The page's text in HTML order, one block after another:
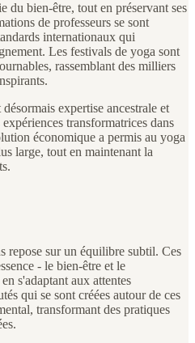
du bien-être, tout en préservant ses
de professeurs se sont
internationaux qui
Les festivals de yoga sont
rassemblant des milliers
expertise ancestrale et
transformatrices dans
économique a permis au yoga
large, tout en maintenant la
repose sur un équilibre subtil. Ces
- le bien-être et le
s'adaptant aux attentes
qui se sont créées autour de ces
transformant des pratiques